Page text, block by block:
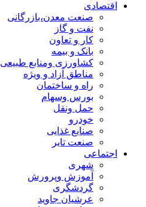
اقتصادی
صنعت معدن،بازرگانی
نفت و گاز
کار و تعاون
بانک و بیمه
کشاورزی ومنابع طبیعی
مناطق آزاد و ویژه
راه و ساختمان
بورس وسهام
حمل ونقل
خودرو
صنایع غذایی
صنعت تایر
اجتماعی
شهری
آموزش وپرورش
گردشگری
عرشیان جاوید